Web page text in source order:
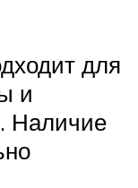
для
и
Наличие